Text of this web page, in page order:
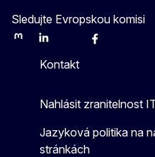
Sledujte Evropskou komisi
MastodonLinkedInBlueskyFacebook
Kontakt
Nahlásit zranitelnost
Jazyková politika na
stránkách